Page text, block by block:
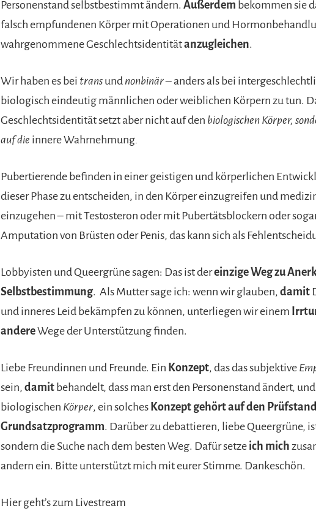
Personenstand selbstbestimmt ändern. Außerdem bekommen sie
falsch empfundenen Körper mit Operationen und
wahrgenommene Geschlechtsidentitätanzugleichen.
Wir haben es bei trans und nonbinär– anders als bei
biologisch eindeutig männlichen oder weiblichen Körpern zu tun.
Geschlechtsidentität setzt aber nicht auf den biologischen Körper,
auf die innere Wahrnehmung
Pubertierende befinden in einer geistigen und körperlichen
dieser Phase zu entscheiden, in den Körper einzugreifen und
einzugehen – mit Testosteron oder mit Pubertätsblockern oder
Amputation von Brüsten oder Penis, das kann sich als
Lobbyisten und Queergrüne sagen: Das ist dereinzige Weg zu
Selbstbestimmung. Als Mutter sage ich: wenn wir glauben, damit
und inneres Leid bekämpfen zu können, unterliegen wir einem
andereWege der Unterstützung finden.
Liebe Freundinnen und Freunde. Ein Konzept, das das subjektive
sein, damit behandelt, dass man erst den Personenstand ändert,
biologischen Körper, ein solches Konzept gehört auf den Prüfstand
Grundsatzprogramm. Darüber zu debattieren, liebe Queergrüne,
sondern die Suche nach dem besten Weg. Dafür setze ich mich
andern ein. Bitte unterstützt mich mit eurer Stimme. Dankeschön.
Hier geht’s zum Livestream